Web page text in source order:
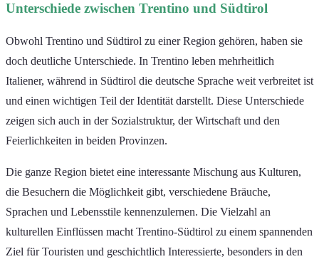
Unterschiede zwischen Trentino und Südtirol
Obwohl Trentino und Südtirol zu einer Region gehören, haben sie
doch deutliche Unterschiede. In Trentino leben mehrheitlich
Italiener, während in Südtirol die deutsche Sprache weit verbreitet ist
und einen wichtigen Teil der Identität darstellt. Diese Unterschiede
zeigen sich auch in der Sozialstruktur, der Wirtschaft und den
Feierlichkeiten in beiden Provinzen.
Die ganze Region bietet eine interessante Mischung aus Kulturen,
die Besuchern die Möglichkeit gibt, verschiedene Bräuche,
Sprachen und Lebensstile kennenzulernen. Die Vielzahl an
kulturellen Einflüssen macht Trentino-Südtirol zu einem spannenden
Ziel für Touristen und geschichtlich Interessierte, besonders in den